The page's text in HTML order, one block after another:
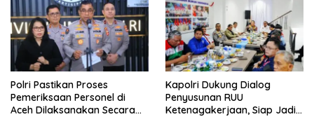
Polri Pastikan Proses
Pemeriksaan Personel di
Aceh Dilaksanakan Secara
Kapolri Dukung Dialog
Penyusunan RUU
Ketenagakerjaan, Siap Jadi